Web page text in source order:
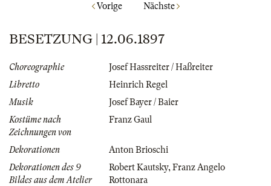
Vorige Nächste
BESETZUNG | 12.06.1897
Choreographie
Josef Hassreiter / Haßreiter
Libretto
Heinrich Regel
Musik
Josef Bayer / Baier
Kostüme nach
Zeichnungen von
Franz Gaul
Dekorationen
Anton Brioschi
Dekorationen des 9
Bildes aus dem Atelier
Robert Kautsky, Franz Angelo
Rottonara